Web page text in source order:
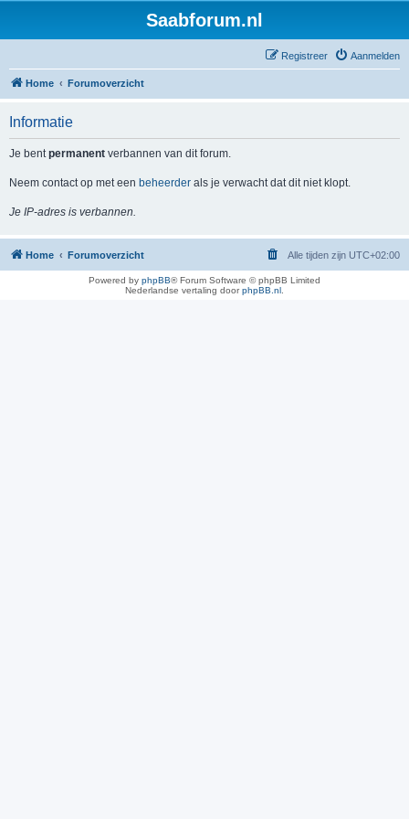
Saabforum.nl
Aanmelden
Registreer
Home Forumoverzicht
Informatie
Je bentpermanent verbannen van dit forum.
Neem contact op met een beheerder als je verwacht dat dit niet klopt.
Je IP-adres is verbannen.
Home Forumoverzicht Alle tijden zijn UTC+02:00
Powered by phpBB® Forum Software © phpBB Limited
Nederlandse vertaling doorphpBB.nl